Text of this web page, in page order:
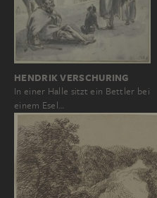
HENDRIK VERSCHURING
In einer Halle sitzt ein Bettler bei
einem Esel…